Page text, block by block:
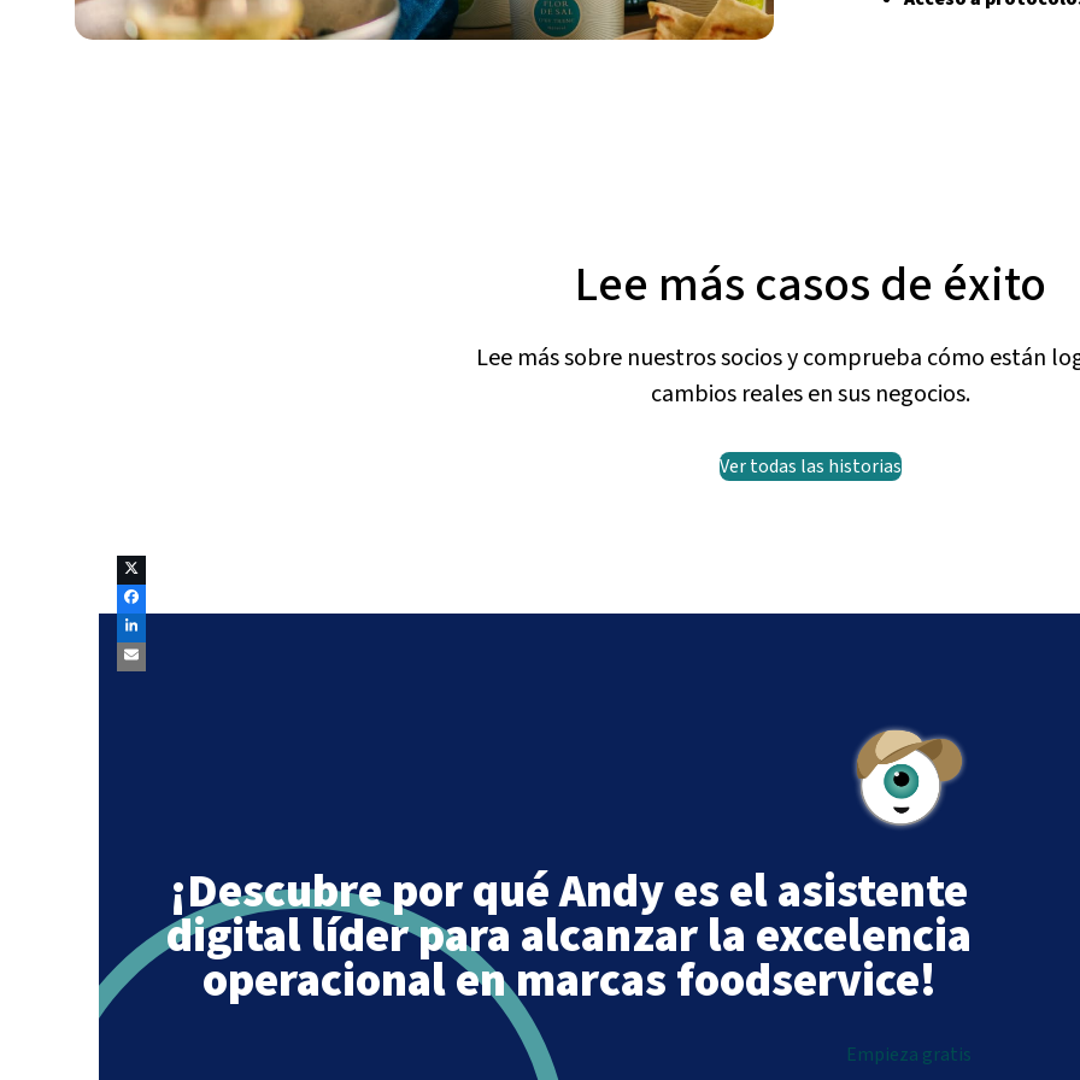
Lee más casos de éxito
Lee más sobre nuestros socios y comprueba cómo están
cambios reales en sus negocios.
Ver todas las historias
¡Descubre por qué Andy es el asistente
digital líder para alcanzar la excelencia
operacional en marcas foodservice!
Empieza gratis